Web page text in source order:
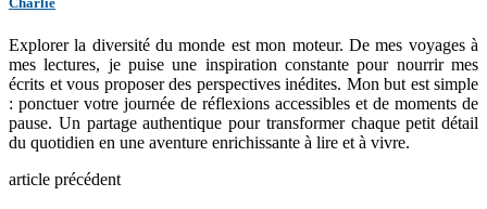
Explorer la diversité du monde est mon moteur. De mes voyages à
mes lectures, je puise une inspiration constante pour nourrir mes
écrits et vous proposer des perspectives inédites. Mon but est simple
: ponctuer votre journée de réflexions accessibles et de moments de
pause. Un partage authentique pour transformer chaque petit détail
du quotidien en une aventure enrichissante à lire et à vivre.
article précédent